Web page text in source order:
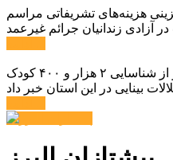
هزینه‌های تشریفاتی مراسم
آزادی زندانیان جرائم غیرعمد
مدیر کل بهزیستی استان البرز از شناسایی ۲ هزار و ۴۰۰ کودک